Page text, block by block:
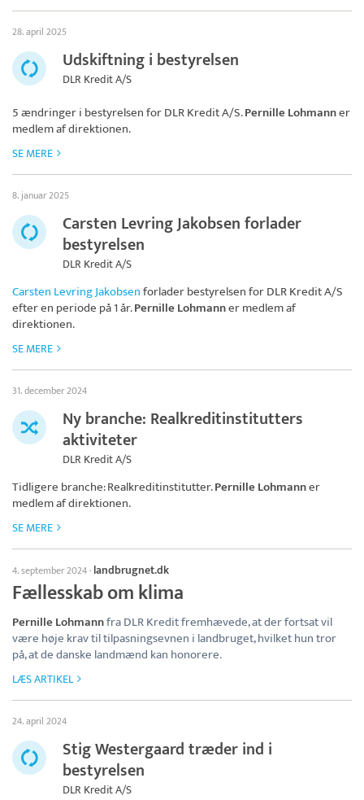
28. april 2025
Udskiftning i bestyrelsen
DLR Kredit A/S
5 ændringer i bestyrelsen forDLR Kredit A/S.Pernille Lohmanner
medlem af direktionen.
SE MERE
8. januar 2025
Carsten Levring Jakobsen forlader
bestyrelsen
DLR Kredit A/S
Carsten Levring Jakobsenforlader bestyrelsen forDLR Kredit A/S
efter en periode på 1 år.Pernille Lohmanner medlem af
direktionen.
SE MERE
31. december 2024
Ny branche: Realkreditinstitutters
aktiviteter
DLR Kredit A/S
Tidligere branche: Realkreditinstitutter.Pernille Lohmanner
medlem af direktionen.
SE MERE
4. september 2024· landbrugnet.dk
Fællesskab om klima
Pernille Lohmannfra DLR Kredit fremhævede, at der fortsat vil
være høje krav til tilpasningsevnen i landbruget, hvilket hun tror
på, at de danske landmænd kan honorere.
LÆS ARTIKEL
24. april 2024
Stig Westergaard træder ind i
bestyrelsen
DLR Kredit A/S